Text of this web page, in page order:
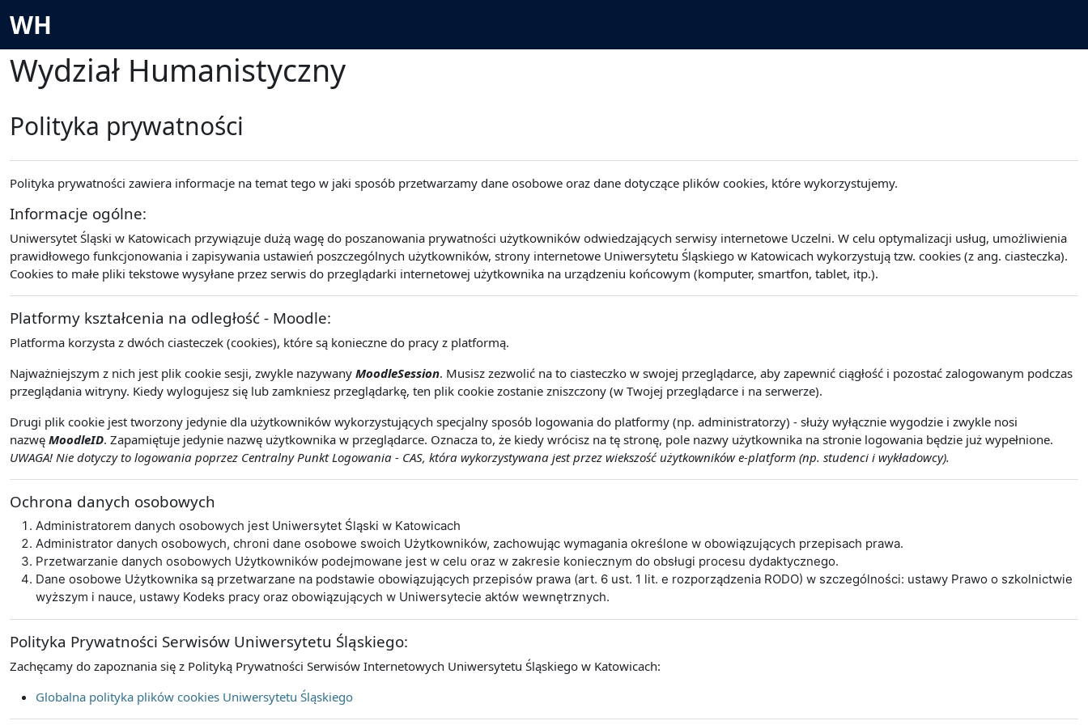
WH
Wydział Humanistyczny
Polityka prywatności
Polityka prywatności zawiera informacje na temat tego w jaki sposób przetwarzamy dane osobowe oraz dane dotyczące plików cookies, które wykorzystujemy.
Informacje ogólne:
Uniwersytet Śląski w Katowicach przywiązuje dużą wagę do poszanowania prywatności użytkowników odwiedzających serwisy internetowe Uczelni. W celu optymalizacji usług, umożliwienia
prawidłowego funkcjonowania i zapisywania ustawień poszczególnych użytkowników, strony internetowe Uniwersytetu Śląskiego w Katowicach wykorzystują tzw. cookies (z ang. ciasteczka).
Cookies to małe pliki tekstowe wysyłane przez serwis do przeglądarki internetowej użytkownika na urządzeniu końcowym (komputer, smartfon, tablet, itp.).
Platformy kształcenia na odległość - Moodle:
Platforma korzysta z dwóch ciasteczek (cookies), które są konieczne do pracy z platformą.
Najważniejszym z nich jest plik cookie sesji, zwykle nazywany MoodleSession. Musisz zezwolić na to ciasteczko w swojej przeglądarce, aby zapewnić ciągłość i pozostać zalogowanym podczas
przeglądania witryny. Kiedy wylogujesz się lub zamkniesz przeglądarkę, ten plik cookie zostanie zniszczony (w Twojej przeglądarce i na serwerze).
Drugi plik cookie jest tworzony jedynie dla użytkowników wykorzystujących specjalny sposób logowania do platformy (np. administratorzy) - służy wyłącznie wygodzie i zwykle nosi
nazwę MoodleID. Zapamiętuje jedynie nazwę użytkownika w przeglądarce. Oznacza to, że kiedy wrócisz na tę stronę, pole nazwy użytkownika na stronie logowania będzie już wypełnione.
UWAGA! Nie dotyczy to logowania poprzez Centralny Punkt Logowania - CAS, która wykorzystywana jest przez wiekszość użytkowników e-platform (np. studenci i wykładowcy).
Ochrona danych osobowych
Administratorem danych osobowych jest Uniwersytet Śląski w Katowicach
Administrator danych osobowych, chroni dane osobowe swoich Użytkowników, zachowując wymagania określone w obowiązujących przepisach prawa.
Przetwarzanie danych osobowych Użytkowników podejmowane jest w celu oraz w zakresie koniecznym do obsługi procesu dydaktycznego.
Dane osobowe Użytkownika są przetwarzane na podstawie obowiązujących przepisów prawa (art. 6 ust. 1 lit. e rozporządzenia RODO) w szczególności: ustawy Prawo o szkolnictwie
wyższym i nauce, ustawy Kodeks pracy oraz obowiązujących w Uniwersytecie aktów wewnętrznych.
Polityka Prywatności Serwisów Uniwersytetu Śląskiego:
Zachęcamy do zapoznania się z Polityką Prywatności Serwisów Internetowych Uniwersytetu Śląskiego w Katowicach:
Globalna polityka plików cookies Uniwersytetu Śląskiego